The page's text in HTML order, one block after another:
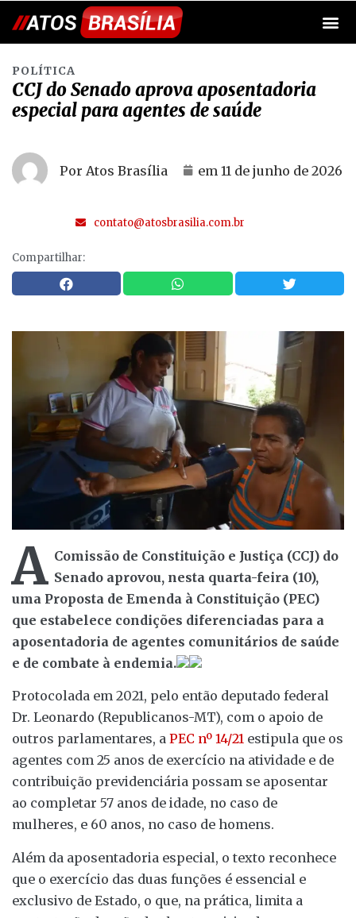
POLÍTICA
CCJ do Senado aprova aposentadoria
especial para agentes de saúde
Por Atos Brasília em 11 de junho de 2026
contato@atosbrasilia.com.br
Compartilhar:
A Comissão de Constituição e Justiça (CCJ) do
Senado aprovou, nesta quarta-feira (10),
uma Proposta de Emenda à Constituição (PEC)
que estabelece condições diferenciadas para a
aposentadoria de agentes comunitários de saúde
e de combate à endemia.
Protocolada em 2021, pelo então deputado federal
Dr. Leonardo (Republicanos-MT), com o apoio de
outros parlamentares, a PEC nº 14/21 estipula que os
agentes com 25 anos de exercício na atividade e de
contribuição previdenciária possam se aposentar
ao completar 57 anos de idade, no caso de
mulheres, e 60 anos, no caso de homens.
Além da aposentadoria especial, o texto reconhece
que o exercício das duas funções é essencial e
exclusivo de Estado, o que, na prática, limita a